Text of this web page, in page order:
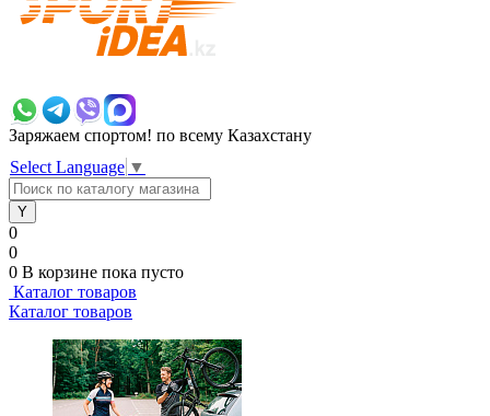
Заряжаем спортом! по всему Казахстану
Select Language ▼
0
0
0 В корзине пока пусто
Каталог товаров
Каталог товаров